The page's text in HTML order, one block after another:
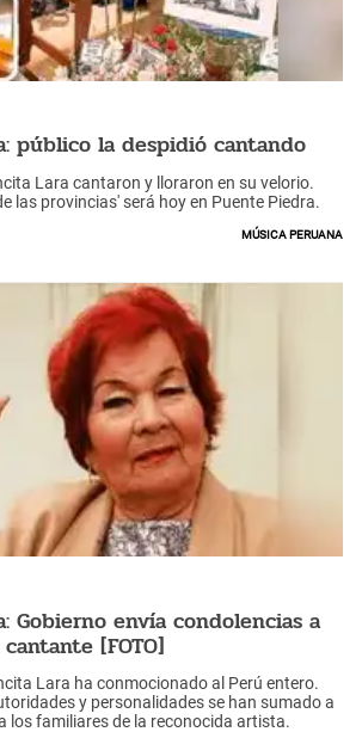
público la despidió cantando
Lara cantaron y lloraron en su velorio.
las provincias' será hoy en Puente Piedra.
Música peruana
Gobierno envía condolencias a
[FOTO]
Lara ha conmocionado al Perú entero.
y personalidades se han sumado a
los familiares de la reconocida artista.